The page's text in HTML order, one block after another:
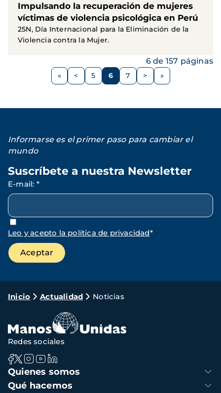
Impulsando la recuperación de mujeres
víctimas de violencia psicológica en Perú
25N, Día Internacional para la Eliminación de la
Violencia contra la Mujer.
Paginación
Página
< Página
5 Página
6 Página
7
Siguiente
>
6 de 157 páginas
Informarse es el primer paso para cambiar el
mundo
Suscríbete a nuestra Newsletter
E-mail: *
Leo y acepto la política de privacidad*
Ruta
navegación
Inicio Actualidad Noticias
Navegación
principal
Quienes somos
Qué hacemos
Redes sociales